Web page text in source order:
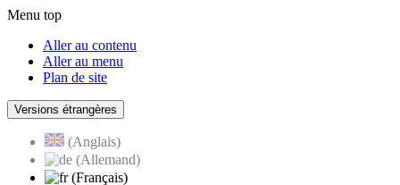
Menu top
Aller au contenu
Aller au menu
Plan de site
Versions étrangères
(Anglais)
(Allemand)
(Français)